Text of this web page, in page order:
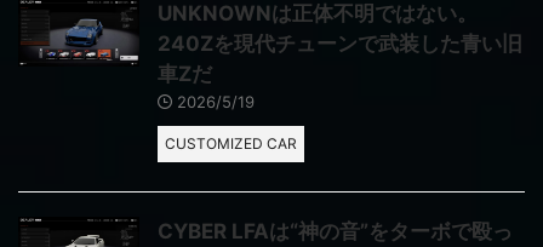
UNKNOWNは正体不明ではない。
240Zを現代チューンで武装した青い旧
車Zだ
2026/5/19
CUSTOMIZED CAR
CYBER LFAは“神の音”をターボで殴っ